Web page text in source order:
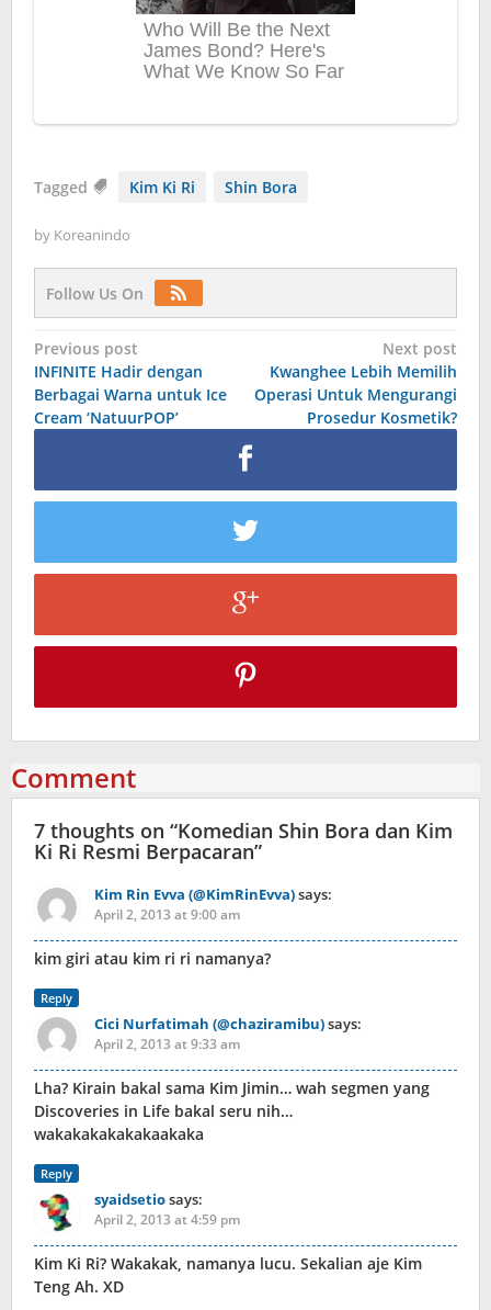
Tagged Kim Ki Ri Shin Bora
by Koreanindo
Follow Us On
Post
navigation
Previous post
INFINITE Hadir dengan
Berbagai Warna untuk Ice
Cream ‘NatuurPOP’
Next post
Kwanghee Lebih Memilih
Operasi Untuk Mengurangi
Prosedur Kosmetik?
Comment
7 thoughts on “Komedian Shin Bora dan Kim
Ki Ri Resmi Berpacaran”
Kim Rin Evva (@KimRinEvva)says:
April 2, 2013 at 9:00 am
kim giri atau kim ri ri namanya?
Reply
Cici Nurfatimah (@chaziramibu)says:
April 2, 2013 at 9:33 am
Lha? Kirain bakal sama Kim Jimin… wah segmen yang
Discoveries in Life bakal seru nih…
wakakakakakakaakaka
Reply
syaidsetiosays:
April 2, 2013 at 4:59 pm
Kim Ki Ri? Wakakak, namanya lucu. Sekalian aje Kim
Teng Ah. XD